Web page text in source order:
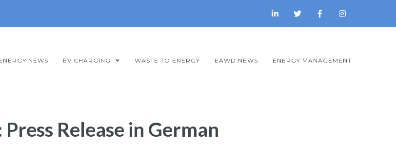
NEWS EV CHARGING WASTE TO ENERGY EAWD NEWS ENERGY MANAGEMENT
Press Release in German